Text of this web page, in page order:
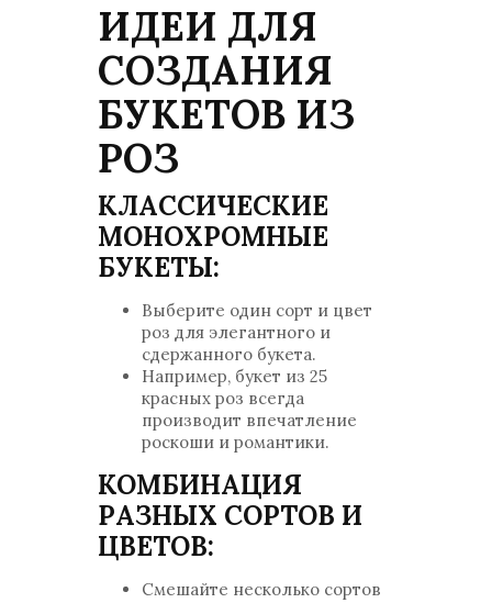
ИДЕИ ДЛЯ
СОЗДАНИЯ
БУКЕТОВ ИЗ
РОЗ
КЛАССИЧЕСКИЕ
МОНОХРОМНЫЕ
БУКЕТЫ:
Выберите один сорт и цвет
роз для элегантного и
сдержанного букета.
Например, букет из 25
красных роз всегда
производит впечатление
роскоши и романтики.
КОМБИНАЦИЯ
РАЗНЫХ СОРТОВ И
ЦВЕТОВ:
Смешайте несколько сортов